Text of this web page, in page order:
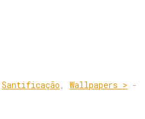
Santificação , Wallpapers > -